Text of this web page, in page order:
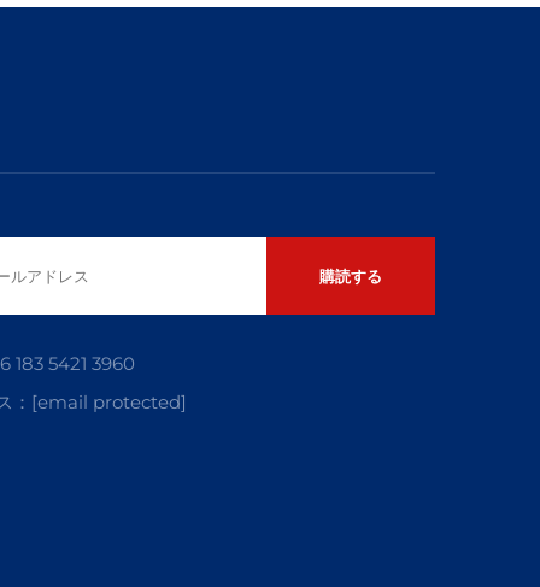
購読する
183 5421 3960
： [email protected]